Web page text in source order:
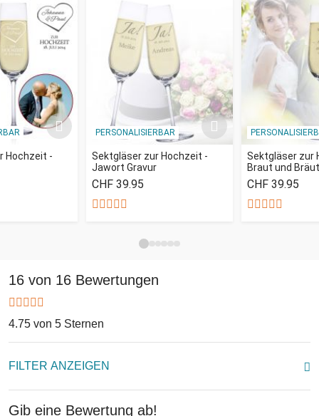
Hochzeit -
PERSONALISIERBAR
Sektgläser zur Hochzeit -
Jawort Gravur
CHF 39.95
Sektgläser zur
Braut und
CHF 39.95
16 von 16 Bewertungen
4.75 von 5 Sternen
FILTER ANZEIGEN
Gib eine Bewertung ab!